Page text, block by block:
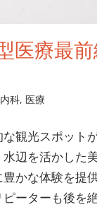
医療最
内科, 医療
観光スポット
辺を活かした
かな体験を提
ーターも後を